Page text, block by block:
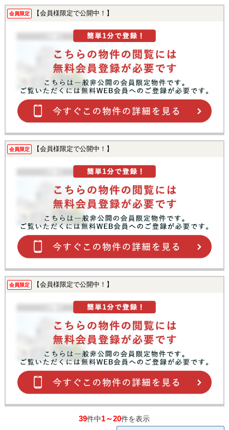
会員限定 【会員様限定で公開中！】
会員限定 【会員様限定で公開中！】
会員限定 【会員様限定で公開中！】
39件中1～20件を表示